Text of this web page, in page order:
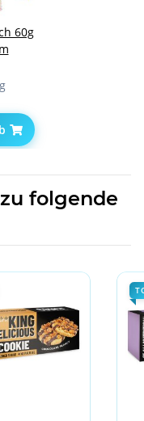
60g
folgende